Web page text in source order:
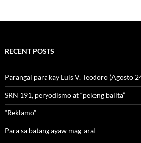
RECENT POSTS
Parangal para kay Luis V. Teodoro (Agosto
SRN 191, peryodismo at “pekeng balita”
“Reklamo”
Para sa batang ayaw mag-aral